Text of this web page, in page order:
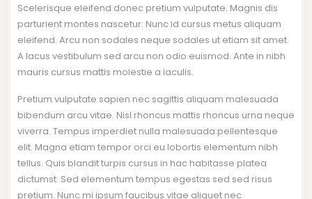
Scelerisque eleifend donec pretium vulputate. Magnis dis
parturient montes nascetur. Nunc id cursus metus aliquam
eleifend. Arcu non sodales neque sodales ut etiam sit amet.
A lacus vestibulum sed arcu non odio euismod. Ante in nibh
mauris cursus mattis molestie a iaculis.
Pretium vulputate sapien nec sagittis aliquam malesuada
bibendum arcu vitae. Nisl rhoncus mattis rhoncus urna neque
viverra. Tempus imperdiet nulla malesuada pellentesque
elit. Magna etiam tempor orci eu lobortis elementum nibh
tellus. Quis blandit turpis cursus in hac habitasse platea
dictumst. Sed elementum tempus egestas sed sed risus
pretium. Nunc mi ipsum faucibus vitae aliquet nec